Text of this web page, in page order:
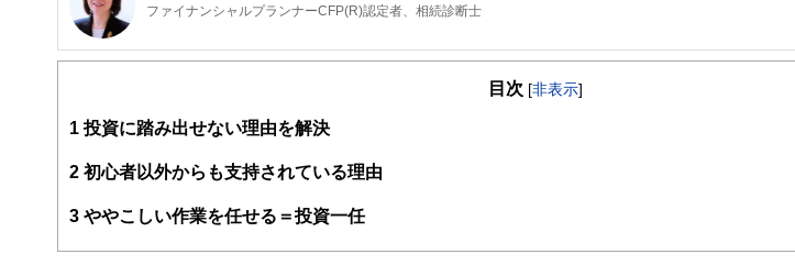
ファイナンシャルプランナーCFP(R)認定者、相続診断士
大阪府出身。同志社大学経済学部卒業後、５年間繊維メーカーに勤務。
大きな心配事はもちろん、ちょっとした不安でも「お金」に関することは相談しづらい・・・。
個別相談・セミナー講師・執筆活動を展開中。
ライフプランに応じた家計のスリム化・健全化を通じて、夢を形にするお手伝いを目指しています。
目次 [非表示]
1投資に踏み出せない理由を解決
2 初心者以外からも支持されている理由
3 ややこしい作業を任せる＝投資一任